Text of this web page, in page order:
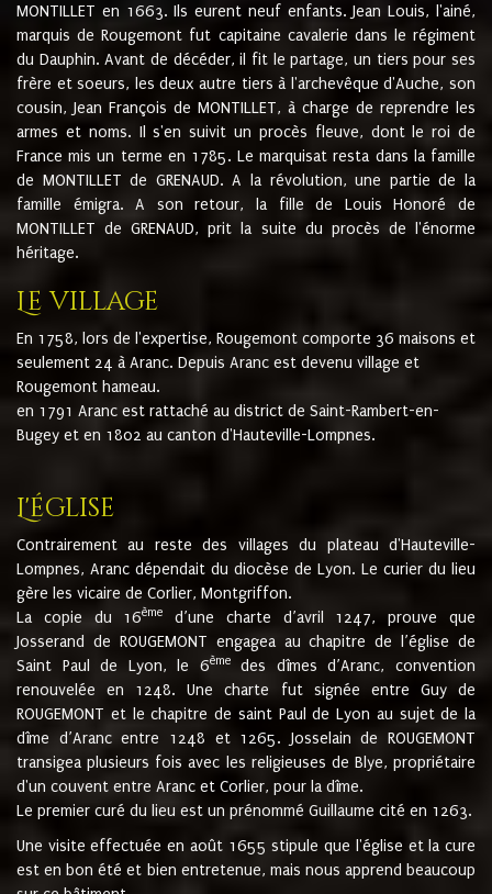
MONTILLET en 1663. Ils eurent neuf enfants. Jean Louis, l'ainé,
marquis de Rougemont fut capitaine cavalerie dans le régiment
du Dauphin. Avant de décéder, il fit le partage, un tiers pour ses
frère et soeurs, les deux autre tiers à l'archevêque d'Auche, son
cousin, Jean François de MONTILLET, à charge de reprendre les
armes et noms. Il s'en suivit un procès fleuve, dont le roi de
France mis un terme en 1785. Le marquisat resta dans la famille
de MONTILLET de GRENAUD. A la révolution, une partie de la
famille émigra. A son retour, la fille de Louis Honoré de
MONTILLET de GRENAUD, prit la suite du procès de l'énorme
héritage.
Le village
En 1758, lors de l'expertise, Rougemont comporte 36 maisons et
seulement 24 à Aranc. Depuis Aranc est devenu village et
Rougemont hameau.
en 1791 Aranc est rattaché au district de Saint-Rambert-en-
Bugey et en 1802 au canton d'Hauteville-Lompnes.
L'église
Contrairement au reste des villages du plateau d'Hauteville-
Lompnes, Aranc dépendait du diocèse de Lyon. Le curier du lieu
gère les vicaire de Corlier, Montgriffon.
La copie du 16ème
d’une charte d’avril 1247, prouve que
Josserand de ROUGEMONT engagea au chapitre de l’église de
Saint Paul de Lyon, le 6èmedes dîmes d’Aranc, convention
renouvelée en 1248. Une charte fut signée entre Guy de
ROUGEMONT et le chapitre de saint Paul de Lyon au sujet de la
dîme d’Aranc entre 1248 et 1265. Josselain de ROUGEMONT
transigea plusieurs fois avec les religieuses de Blye, propriétaire
d'un couvent entre Aranc et Corlier, pour la dîme.
Le premier curé du lieu est un prénommé Guillaume cité en 1263.
Une visite effectuée en août 1655 stipule que l'église et la cure
est en bon été et bien entretenue, mais nous apprend beaucoup